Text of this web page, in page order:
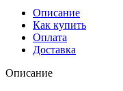
Описание
Как купить
Оплата
Доставка
Описание